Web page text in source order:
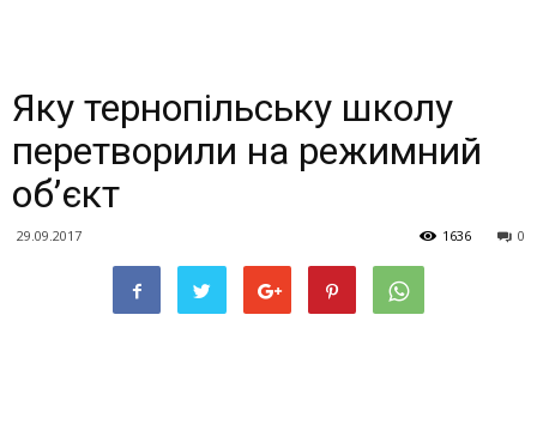
Яку тернопільську школу
перетворили на режимний
об’єкт
29.09.2017 0
1636